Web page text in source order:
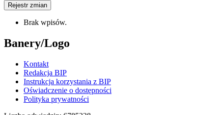
Rejestr zmian
Brak wpisów.
Banery/Logo
Kontakt
Redakcja BIP
Instrukcja korzystania z BIP
Oświadczenie o dostępności
Polityka prywatności